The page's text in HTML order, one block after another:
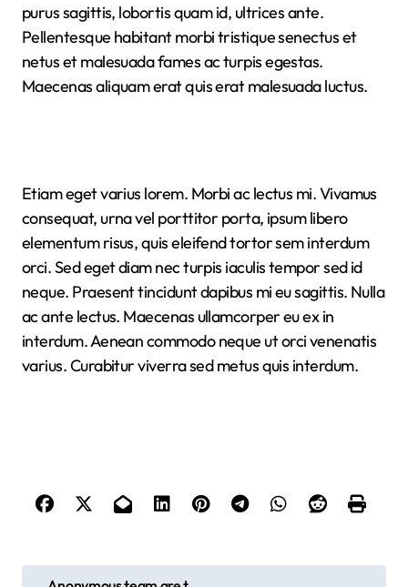
purus sagittis, lobortis quam id, ultrices ante.
Pellentesque habitant morbi tristique senectus et
netus et malesuada fames ac turpis egestas.
Maecenas aliquam erat quis erat malesuada luctus.
Etiam eget varius lorem. Morbi ac lectus mi. Vivamus
consequat, urna vel porttitor porta, ipsum libero
elementum risus, quis eleifend tortor sem interdum
orci. Sed eget diam nec turpis iaculis tempor sed id
neque. Praesent tincidunt dapibus mi eu sagittis. Nulla
ac ante lectus. Maecenas ullamcorper eu ex in
interdum. Aenean commodo neque ut orci venenatis
varius. Curabitur viverra sed metus quis interdum.